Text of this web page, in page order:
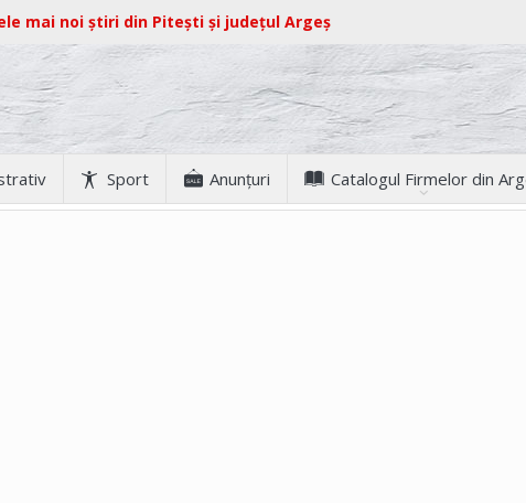
mai noi știri din Pitești și județul Argeș
Sport Anunţuri Catalogul Firmelor din